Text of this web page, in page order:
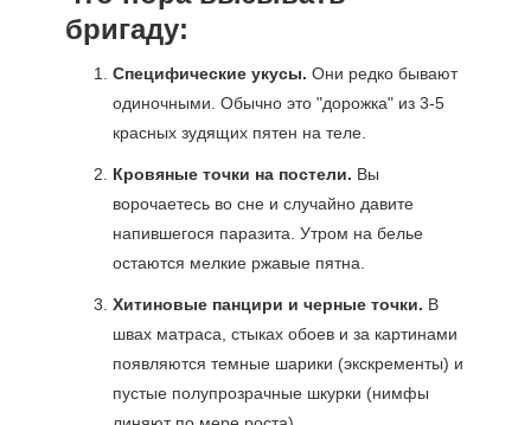
бригаду:
Специфические укусы. Они редко бывают
одиночными. Обычно это "дорожка" из 3-5
красных зудящих пятен на теле.
Кровяные точки на постели. Вы
ворочаетесь во сне и случайно давите
напившегося паразита. Утром на белье
остаются мелкие ржавые пятна.
Хитиновые панцири и черные точки. В
швах матраса, стыках обоев и за картинами
появляются темные шарики (экскременты) и
пустые полупрозрачные шкурки (нимфы